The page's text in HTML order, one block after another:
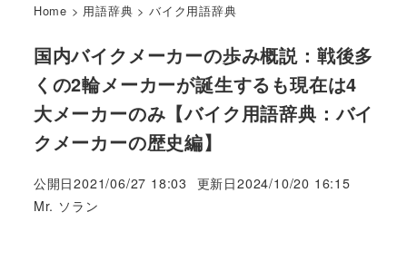
Home > 用語辞典 >バイク用語辞典
国内バイクメーカーの歩み概説：戦後多
くの2輪メーカーが誕生するも現在は4
大メーカーのみ【バイク用語辞典：バイ
クメーカーの歴史編】
公開日2021/06/27 18:03 更新日2024/10/20 16:15
著
Mr. ソラン